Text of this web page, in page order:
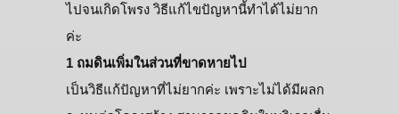
ไปจนเกิดโพรง วิธีแก้ไขปัญหานี้ทำได้ไม่ยาก
ค่ะ
1 ถมดินเพิ่มในส่วนที่ขาดหายไป
เป็นวิธีแก้ปัญหาที่ไม่ยากค่ะ เพราะไม่ได้มีผลก